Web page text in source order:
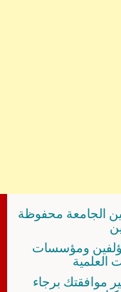
الجامعة محفوظة
ومؤسسات
العلمية
موافقتك برجاء